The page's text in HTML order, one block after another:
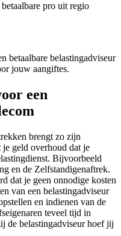
pro uit regio
betaalbare belastingadviseur
jouw aangiftes.
een
brengt zo zijn
geld overhoud dat je
Bijvoorbeeld
en de Zelfstandigenaftrek.
dat je geen onnodige kosten
van een belastingadviseur
en indienen van de
teveel tijd in
de belastingadviseur hoef jij